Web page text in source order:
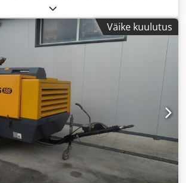
Väike kuulutus